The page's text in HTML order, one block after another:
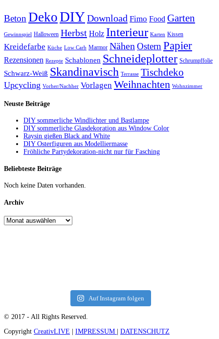
Beton DekoDIYDownload Fimo Food Garten
Gewinnspiel Halloween Herbst Holz Interieur Karten Kissen
Kreidefarbe Küche Low Carb Marmor Nähen Ostern Papier
Rezensionen Rezepte Schablonen Schneideplotter Schrumpffolie
Schwarz-Weiß Skandinavisch Terrasse Tischdeko
Upcycling Vorher/Nachher Vorlagen Weihnachten Wohnzimmer
Neuste Beiträge
DIY sommerliche Windlichter und Bastlampe
DIY sommerliche Glasdekoration aus Window Color
Raysin gießen Black and White
DIY Osterfiguren aus Modelliermasse
Fröhliche Partydekoration-nicht nur für Fasching
Beliebteste Beiträge
Noch keine Daten vorhanden.
Archiv
Auf Instagram folgen
© 2017 - All Rights Reserved.
Copyright CreativLIVE | IMPRESSUM | DATENSCHUTZ